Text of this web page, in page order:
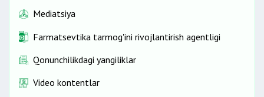
Mediatsiya
Farmatsevtika tarmog'ini rivojlantirish agentligi
Qonunchilikdagi yangiliklar
Video kontentlar